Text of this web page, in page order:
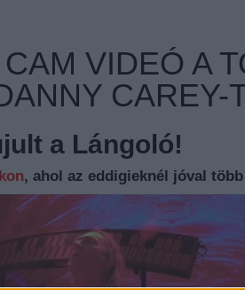
VIDEÓ A
CAREY-
a Lángoló!
, ahol az eddigieknél jóval